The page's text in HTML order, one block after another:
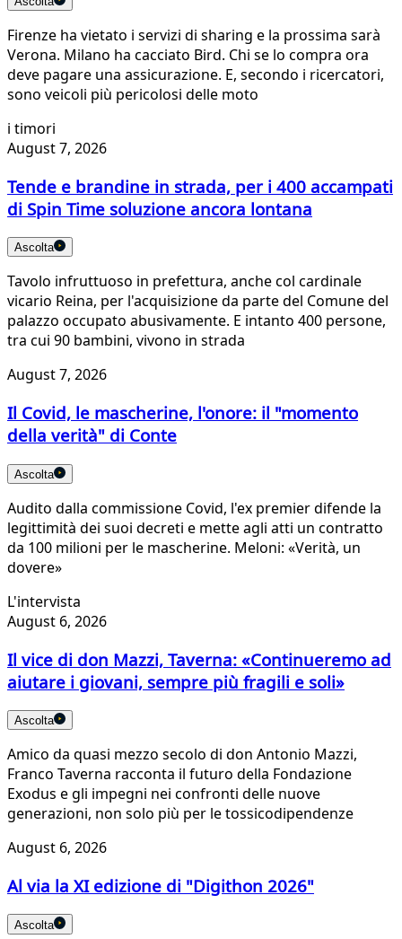
Firenze ha vietato i servizi di sharing e la prossima sarà
Verona. Milano ha cacciato Bird. Chi se lo compra ora
deve pagare una assicurazione. E, secondo i ricercatori,
sono veicoli più pericolosi delle moto
i timori
August 7, 2026
Tende e brandine in strada, per i 400 accampati
di Spin Time soluzione ancora lontana
Ascolta
Tavolo infruttuoso in prefettura, anche col cardinale
vicario Reina, per l'acquisizione da parte del Comune del
palazzo occupato abusivamente. E intanto 400 persone,
tra cui 90 bambini, vivono in strada
August 7, 2026
Il Covid, le mascherine, l'onore: il "momento
della verità" di Conte
Ascolta
Audito dalla commissione Covid, l'ex premier difende la
legittimità dei suoi decreti e mette agli atti un contratto
da 100 milioni per le mascherine. Meloni: «Verità, un
dovere»
L'intervista
August 6, 2026
Il vice di don Mazzi, Taverna: «Continueremo ad
aiutare i giovani, sempre più fragili e soli»
Ascolta
Amico da quasi mezzo secolo di don Antonio Mazzi,
Franco Taverna racconta il futuro della Fondazione
Exodus e gli impegni nei confronti delle nuove
generazioni, non solo più per le tossicodipendenze
August 6, 2026
Al via la XI edizione di "Digithon 2026"
Ascolta